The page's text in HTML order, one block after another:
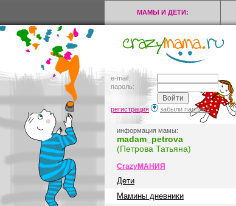
МАМЫ И ДЕТИ:
e-mail:
пароль:
регистрация забыли пароль?
информация мамы:
madam_petrova
(Петрова Татьяна)
CrazyМАНИЯ
Дети
Мамины дневники